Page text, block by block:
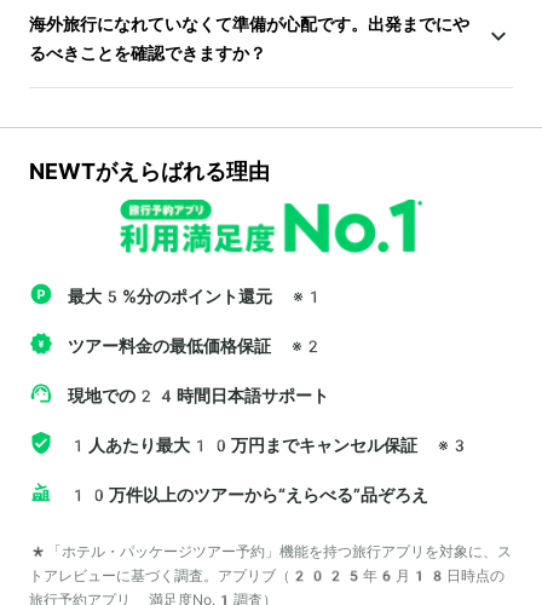
海外旅行になれていなくて準備が心配です。出発までにや
るべきことを確認できますか？
NEWTがえらばれる理由
最大5%分のポイント還元 ※1
ツアー料金の最低価格保証 ※2
現地での24時間日本語サポート
1人あたり最大10万円までキャンセル保証 ※3
10万件以上のツアーから“えらべる”品ぞろえ
*「ホテル・パッケージツアー予約」機能を持つ旅行アプリを対象に、ス
トアレビューに基づく調査。アプリブ（2025年6月18日時点の
旅行予約アプリ 満足度No.1調査）